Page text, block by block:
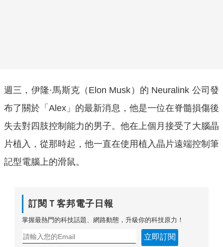
週三，伊隆·馬斯克（Elon Musk）的 Neuralink 公司發
布了關於「Alex」的最新消息，他是一位在脊髓損傷後
失去對四肢控制能力的男子。他在上個月接受了大腦晶
片植入，從那時起，他一直在使用植入晶片遠端控制筆
記型電腦上的滑鼠。
訂閱Ｔ客邦電子日報
掌握最熱門的科技話題、網路動態，升級你的科技原力！
立即訂閱